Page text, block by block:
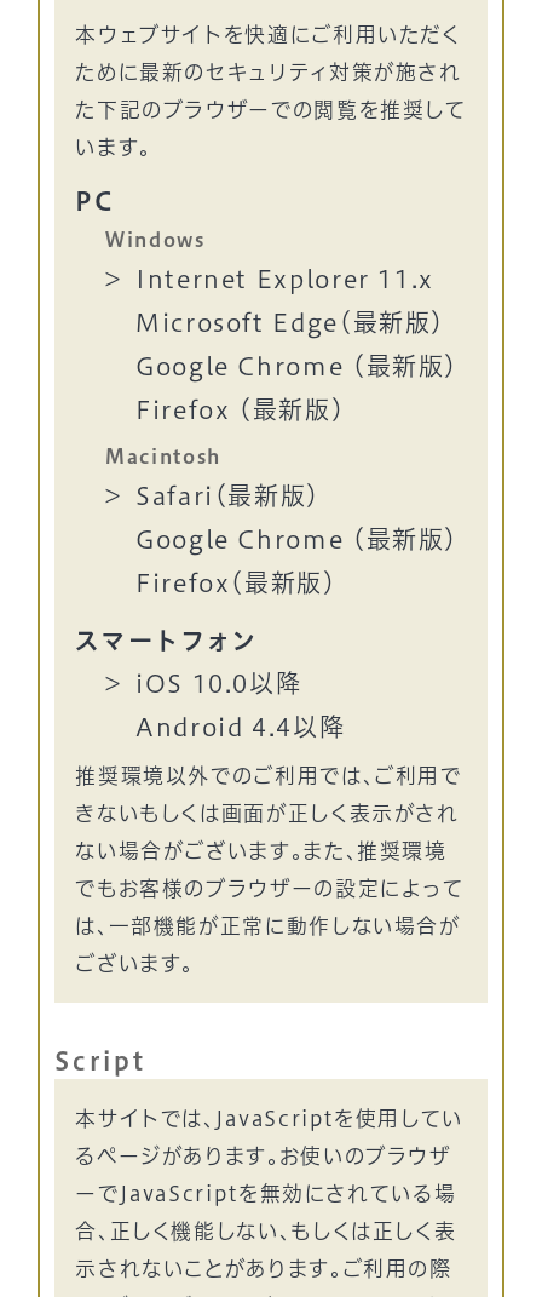
本ウェブサイトを快適にご利用いただく
ために最新のセキュリティ対策が施され
た下記のブラウザーでの閲覧を推奨して
います。
PC
Windows
Internet Explorer 11.x
Microsoft Edge（最新版）
Google Chrome （最新版）
Firefox （最新版）
Macintosh
Safari（最新版）
Google Chrome （最新版）
Firefox（最新版）
スマートフォン
iOS 10.0以降
Android 4.4以降
推奨環境以外でのご利用では、ご利用で
きないもしくは画面が正しく表示がされ
ない場合がございます。また、推奨環境
でもお客様のブラウザーの設定によって
は、一部機能が正常に動作しない場合が
ございます。
Script
本サイトでは、JavaScriptを使用してい
るページがあります。お使いのブラウザ
ーでJavaScriptを無効にされている場
合、正しく機能しない、もしくは正しく表
示されないことがあります。ご利用の際